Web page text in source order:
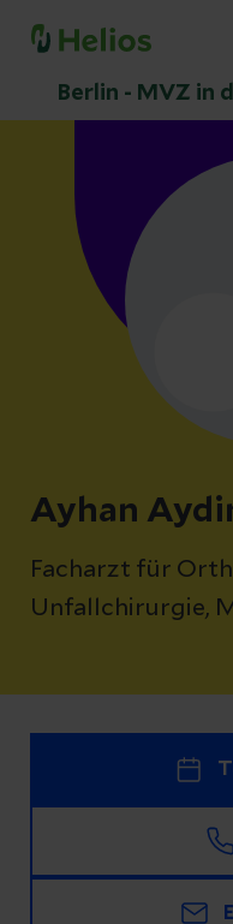
Berlin - MVZ in
Ayhan
Facharzt für
Unfallchirurgie,